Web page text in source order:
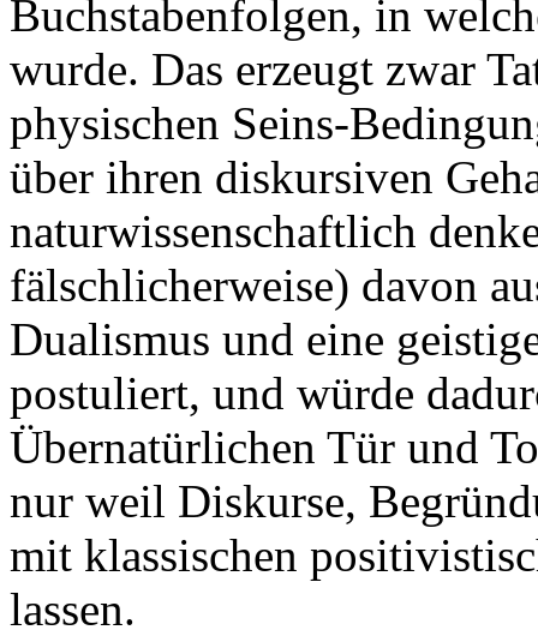
Buchstabenfolgen, in
wurde. Das erzeugt zwar
physischen Seins-
über ihren diskursiven
naturwissenschaftlich
fälschlicherweise) davon
Dualismus und eine
postuliert, und würde
Übernatürlichen Tür und
nur weil Diskurse,
mit klassischen
lassen.